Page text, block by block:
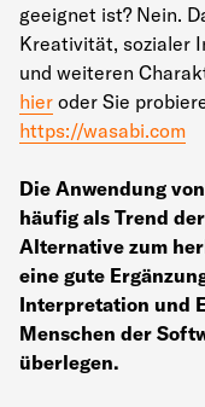
geeignet ist? Nein.
Kreativität, sozialer
und weiteren
hier oder Sie
https://wasabi.com
Die Anwendung
häufig als Trend
Alternative zum
eine gute
Interpretation und
Menschen der
überlegen.